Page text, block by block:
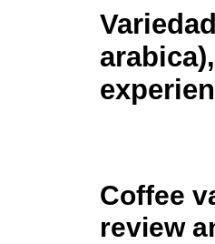
Coffee
review